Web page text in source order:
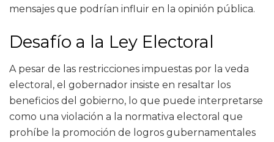
mensajes que podrían influir en la opinión pública.
Desafío a la Ley Electoral
A pesar de las restricciones impuestas por la veda
electoral, el gobernador insiste en resaltar los
beneficios del gobierno, lo que puede interpretarse
como una violación a la normativa electoral que
prohíbe la promoción de logros gubernamentales